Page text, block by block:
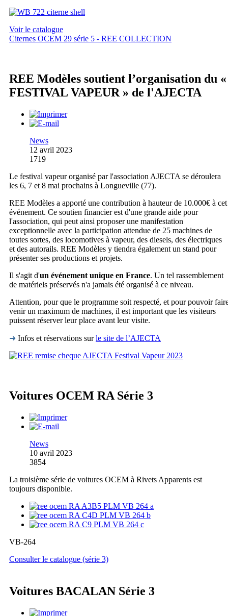
Voir le catalogue
Citernes OCEM 29 série 5 - REE COLLECTION
REE Modèles soutient l’organisation du «
FESTIVAL VAPEUR » de l'AJECTA
News
12 avril 2023
1719
Le festival vapeur organisé par l'association AJECTA se déroulera
les 6, 7 et 8 mai prochains à Longueville (77).
REE Modèles a apporté une contribution à hauteur de 10.000€ à cet
événement. Ce soutien financier est d'une grande aide pour
l'association, qui peut ainsi proposer une manifestation
exceptionnelle avec la participation attendue de 25 machines de
toutes sortes, des locomotives à vapeur, des diesels, des électriques
et des autorails. REE Modèles y tiendra également un stand pour
présenter ses productions et projets.
Il s'agit d'un événement unique en France. Un tel rassemblement
de matériels préservés n'a jamais été organisé à ce niveau.
Attention, pour que le programme soit respecté, et pour pouvoir
venir un maximum de machines, il est important que les visiteurs
puissent réserver leur place avant leur visite.
➜ Infos et réservations surle site de l’AJECTA
Voitures OCEM RA Série 3
News
10 avril 2023
3854
La troisième série de voitures OCEM à Rivets Apparents est
toujours disponible.
VB-264
Consulter le catalogue (série 3)
Voitures BACALAN Série 3